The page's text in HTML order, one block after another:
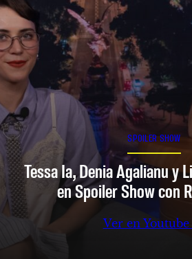
SPOILER SHOW
Tessa Ia, Denia Agalianu y
en Spoiler Show con
Ver en Youtube